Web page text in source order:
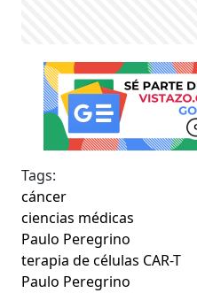
Tags:
cáncer
ciencias médicas
Paulo Peregrino
terapia de células CAR-T
Paulo Peregrino